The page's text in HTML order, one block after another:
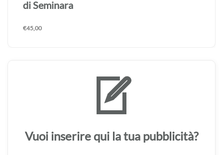
Vuoi inserire qui la tua pubblicità?